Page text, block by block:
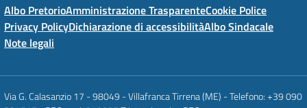
Albo PretorioAmministrazione TrasparenteCookie Police
Privacy PolicyDichiarazione di accessibilitàAlbo Sindacale
Note legali
Via G. Calasanzio 17 - 98049 - Villafranca Tirrena (ME) - Telefono: +39 090